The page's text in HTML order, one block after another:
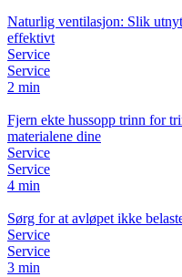
Naturlig ventilasjon: Slik
effektivt
Service
Service
2 min
Fjern ekte hussopp trinn for
materialene dine
Service
Service
4 min
Sørg for at avløpet ikke
Service
Service
3 min